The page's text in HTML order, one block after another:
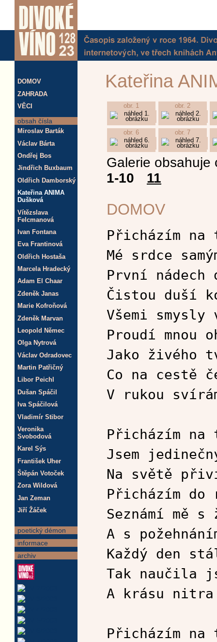
DOMOV
ZAHRADA
VĚCI
obsah čísla
Miroslav Barták
Václav Bárta
Ondřej Bos
Jindřich Buxbaum
Oldřich Damborský
Kateřina ANIMA
Dušková
Vítězslava
Felcmanová
Ivan Fontana
Eva Frantinová
Oldřich Hostaša
Marcela Hradecký
Adam El Chaar
Zdeněk Janas
Marie Kofroňová
Zdeněk Marvan
Leopold Němec
Olga Nytrová
Václav Odradovec
Martin Patřičný
Libor Peichl
Dušan Spáčil
Iva Spáčilová
Vladimír Stibor
Veronika
Svobodová
Karel Sýs
František Uher
Štěpán Votoček
Zora Wildová
Jan Zeman
Jiří Žáček
poetický démon
informace
archiv
Kateřina
obr. 1 obr. 2
obr. 6 obr. 7
Galerie obsahuje
1-10 11
DOMOV
Přicházím
Mé srdce
První
Čistou duší
Všemi smysly
Proudí mnou
Jako živého
Co na cestě
V rukou
Přicházím
Jsem
Na světě
Přicházím do
Seznámí mě
A s
Každý den
Tak naučila
A krásu nitra
Přicházím